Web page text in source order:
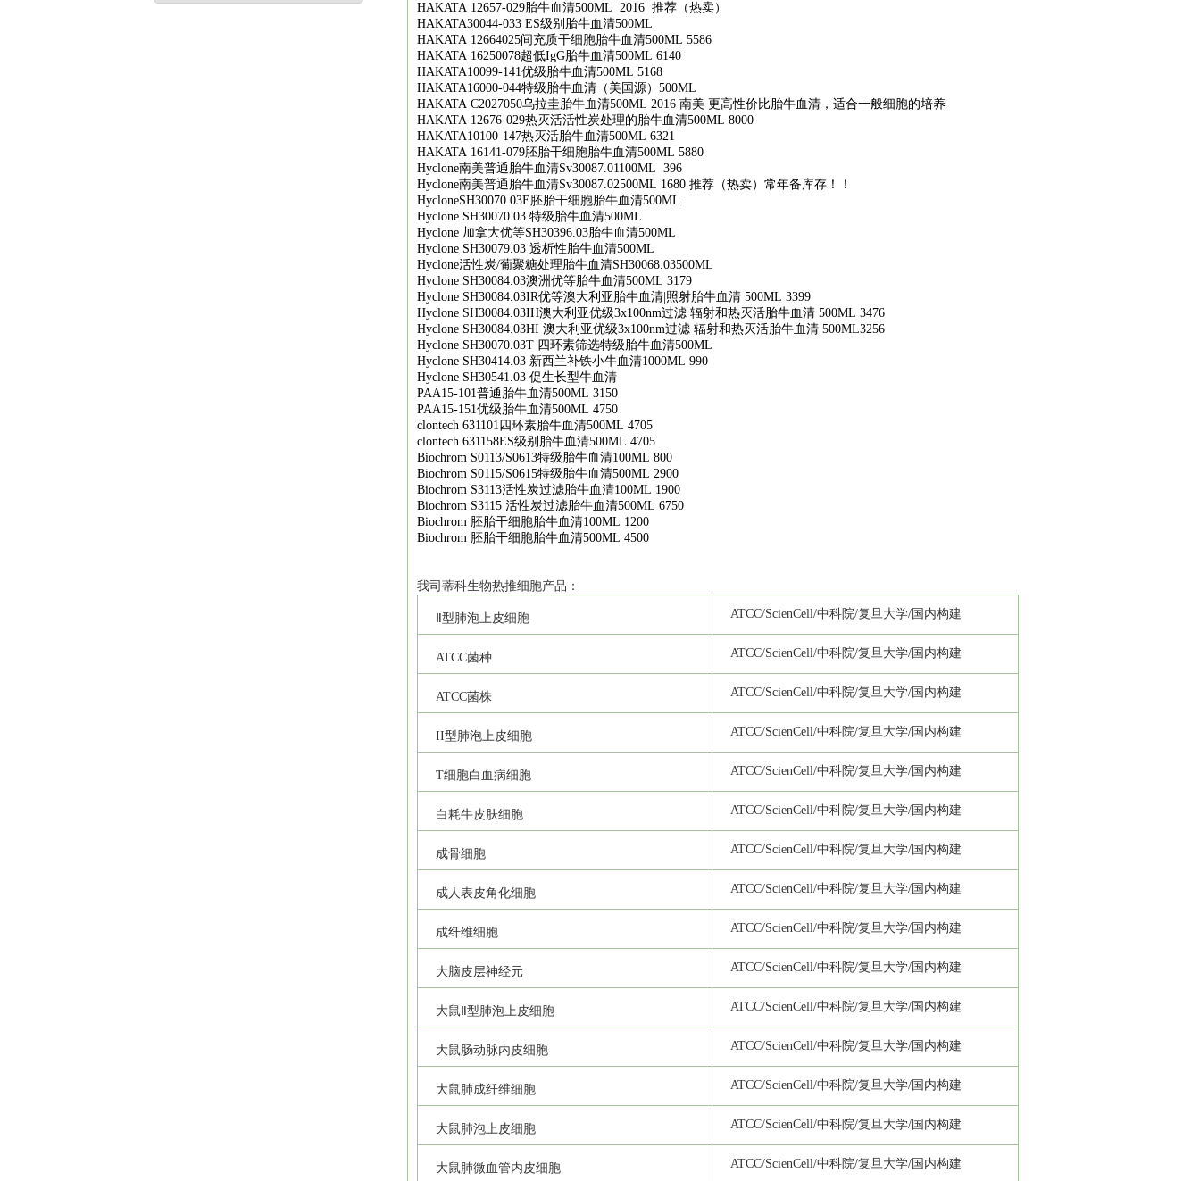
HAKATA 12657-029胎牛血清500ML 2016 推荐（热卖）
HAKATA30044-033 ES级别胎牛血清500ML
HAKATA 12664025间充质干细胞胎牛血清500ML 5586
HAKATA 16250078超低IgG胎牛血清500ML 6140
HAKATA10099-141优级胎牛血清500ML 5168
HAKATA16000-044特级胎牛血清（美国源） 500ML
HAKATA C2027050乌拉圭胎牛血清500ML 2016 南美 更高性价比胎牛血清，适合一般细胞的培养
HAKATA 12676-029热灭活活性炭处理的胎牛血清500ML 8000
HAKATA10100-147热灭活胎牛血清500ML 6321
HAKATA 16141-079胚胎干细胞胎牛血清500ML 5880
Hyclone南美普通胎牛血清Sv30087.01100ML 396
Hyclone南美普通胎牛血清Sv30087.02500ML 1680 推荐（热卖）常年备库存！！
HycloneSH30070.03E胚胎干细胞胎牛血清500ML
Hyclone SH30070.03 特级胎牛血清500ML
Hyclone 加拿大优等SH30396.03胎牛血清500ML
Hyclone SH30079.03 透析性胎牛血清500ML
Hyclone活性炭/葡聚糖处理胎牛血清SH30068.03500ML
Hyclone SH30084.03澳洲优等胎牛血清500ML 3179
Hyclone SH30084.03IR优等澳大利亚胎牛血清 照射胎牛血清 500ML 3399
Hyclone SH30084.03IH澳大利亚优级3x100nm过滤 辐射和热灭活胎牛血清 500ML 3476
Hyclone SH30084.03HI 澳大利亚优级3x100nm过滤 辐射和热灭活胎牛血清 500ML3256
Hyclone SH30070.03T 四环素筛选特级胎牛血清500ML
Hyclone SH30414.03 新西兰补铁小牛血清1000ML 990
Hyclone SH30541.03 促生长型牛血清
PAA15-101普通胎牛血清500ML 3150
PAA15-151优级胎牛血清500ML 4750
clontech 631101 四环素胎牛血清500ML 4705
clontech 631158ES级别胎牛血清500ML 4705
Biochrom S0113/S0613特级胎牛血清100ML 800
Biochrom S0115/S0615特级胎牛血清500ML 2900
Biochrom S3113活性炭过滤胎牛血清100ML 1900
Biochrom S3115 活性炭过滤胎牛血清500ML 6750
Biochrom 胚胎干细胞胎牛血清100ML 1200
Biochrom 胚胎干细胞胎牛血清500ML 4500
我司 蒂科生物热推细胞产品：
Ⅱ型肺泡上皮细胞 ATCC/ScienCell/中科院/复旦大学/国内构建
ATCC菌种 ATCC/ScienCell/中科院/复旦大学/国内构建
ATCC菌株 ATCC/ScienCell/中科院/复旦大学/国内构建
II型肺泡上皮细胞 ATCC/ScienCell/中科院/复旦大学/国内构建
T细胞白血病细胞 ATCC/ScienCell/中科院/复旦大学/国内构建
白耗牛皮肤细胞 ATCC/ScienCell/中科院/复旦大学/国内构建
成骨细胞 ATCC/ScienCell/中科院/复旦大学/国内构建
成人表皮角化细胞 ATCC/ScienCell/中科院/复旦大学/国内构建
成纤维细胞 ATCC/ScienCell/中科院/复旦大学/国内构建
大脑皮层神经元 ATCC/ScienCell/中科院/复旦大学/国内构建
大鼠Ⅱ型肺泡上皮细胞 ATCC/ScienCell/中科院/复旦大学/国内构建
大鼠肠动脉内皮细胞 ATCC/ScienCell/中科院/复旦大学/国内构建
大鼠肺成纤维细胞 ATCC/ScienCell/中科院/复旦大学/国内构建
大鼠肺泡上皮细胞 ATCC/ScienCell/中科院/复旦大学/国内构建
大鼠肺微血管内皮细胞 ATCC/ScienCell/中科院/复旦大学/国内构建